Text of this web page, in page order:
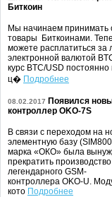
Биткоин
Мы начинаем принимать
товары Биткоинами.
можете расплатиться за
электронной валютой
курс BTC/USD
ц� Подробнее
08.02.2017 Появился
контроллер OKO-7S
В связи с переходом на
элементную базу
марка «ОКО» была
прекратить производство
легендарного GSM-
контроллера OKO-U.
кото Подробнее